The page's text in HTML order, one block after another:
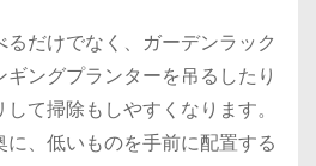
だけでなく、ガーデンラック
ングプランターを吊るしたり
て掃除もしやすくなります。
、低いものを手前に配置する